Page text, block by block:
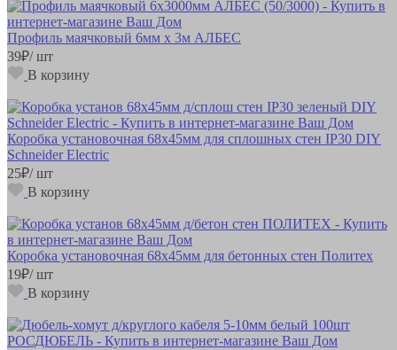
Профиль маячковый 6мм х 3м АЛБЕС
39₽/ шт
В корзину
Коробка установочная 68х45мм для сплошных стен IP30 DIY
Schneider Electric
25₽/ шт
В корзину
Коробка установочная 68х45мм для бетонных стен Политех
19₽/ шт
В корзину